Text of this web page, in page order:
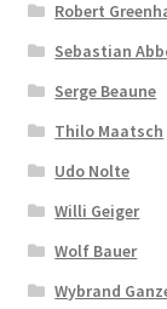
Robert
Sebastian
Serge Beaune
Thilo Maatsch
Udo Nolte
Willi Geiger
Wolf Bauer
Wybrand